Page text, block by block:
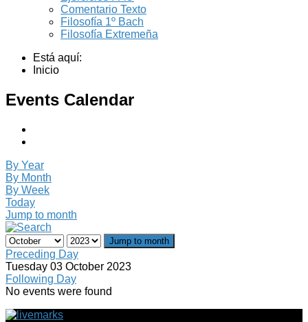
Comentario Texto
Filosofía 1º Bach
Filosofía Extremeña
Está aquí:
Inicio
Events Calendar
By Year
By Month
By Week
Today
Jump to month
Jump to month
Preceding Day
Tuesday 03 October 2023
Following Day
No events were found